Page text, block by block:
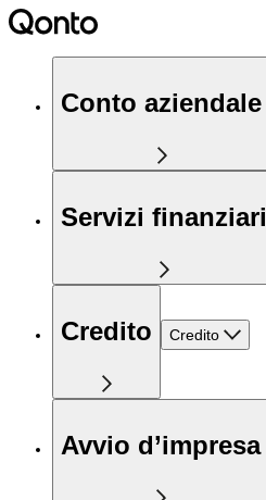
Conto aziendale
Servizi finanziari
Credito Credito
Avvio d’impresa